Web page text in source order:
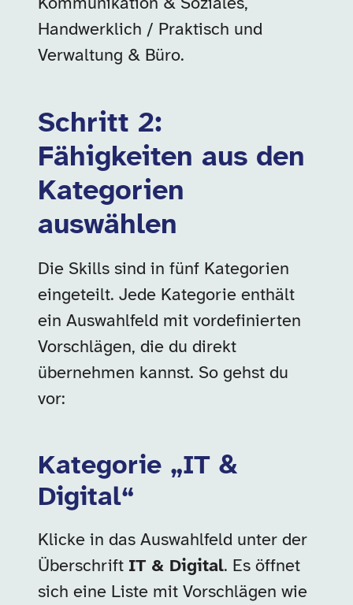
Kommunikation & Soziales,
Handwerklich / Praktisch und
Verwaltung & Büro.
Schritt 2:
Fähigkeiten aus den
Kategorien
auswählen
Die Skills sind in fünf Kategorien
eingeteilt. Jede Kategorie enthält
ein Auswahlfeld mit vordefinierten
Vorschlägen, die du direkt
übernehmen kannst. So gehst du
vor:
Kategorie „IT &
Digital“
Klicke in das Auswahlfeld unter der
Überschrift IT & Digital. Es öffnet
sich eine Liste mit Vorschlägen wie